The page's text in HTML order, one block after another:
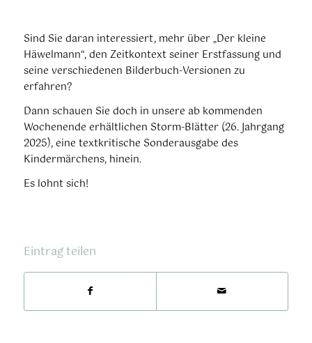
Sind Sie daran interessiert, mehr über „Der kleine
Häwelmann“, den Zeitkontext seiner Erstfassung und
seine verschiedenen Bilderbuch-Versionen zu
erfahren?
Dann schauen Sie doch in unsere ab kommenden
Wochenende erhältlichen Storm-Blätter (26. Jahrgang
2025), eine textkritische Sonderausgabe des
Kindermärchens, hinein.
Es lohnt sich!
Eintrag teilen